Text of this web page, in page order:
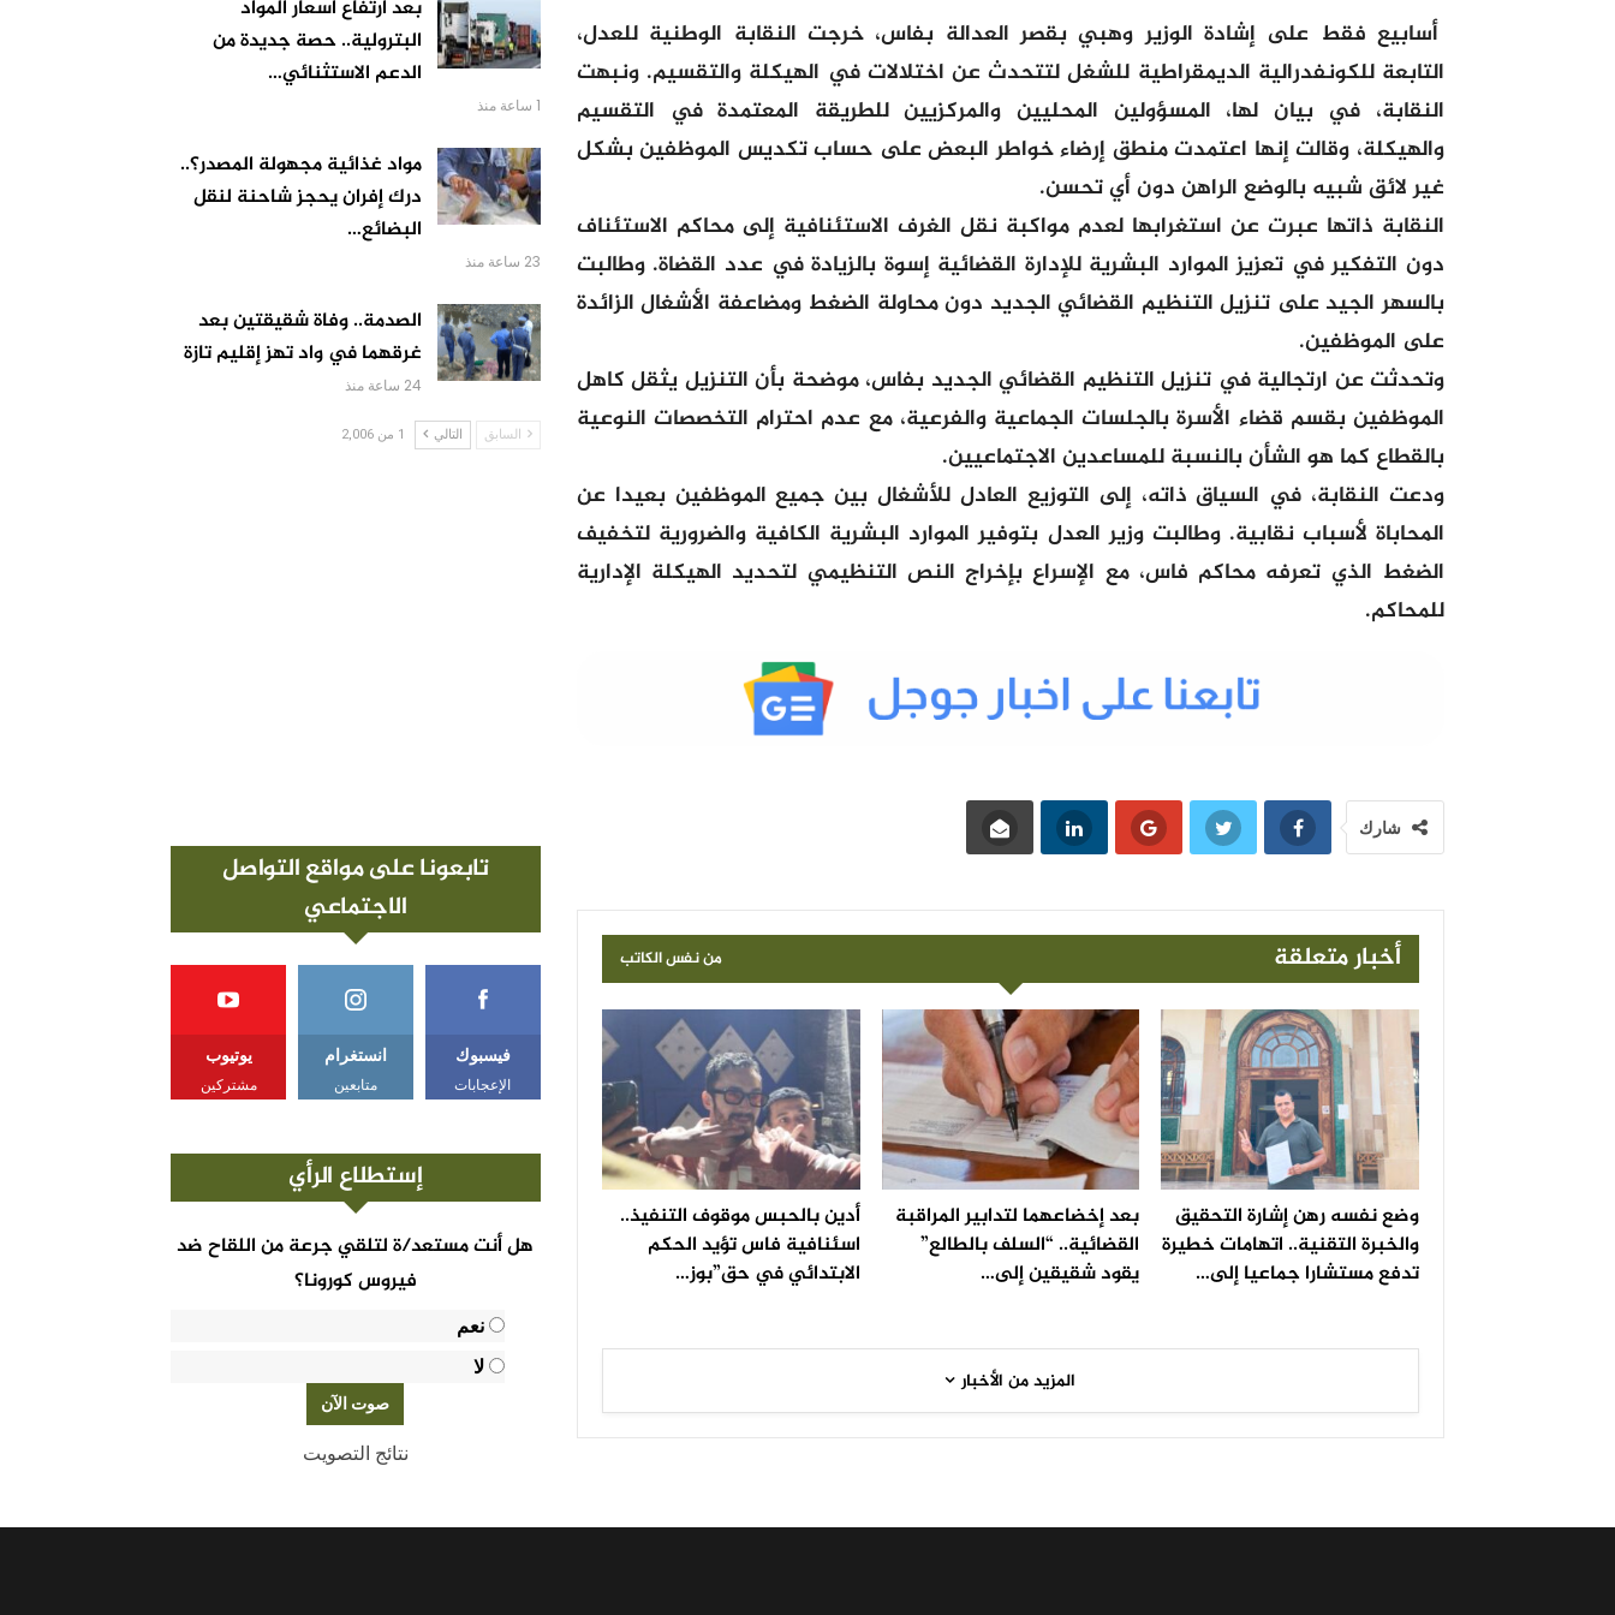
أسابيع فقط على إشادة الوزير وهبي بقصر العدالة بفاس، خرجت النقابة الوطنية للعدل،
التابعة للكونفدرالية الديمقراطية للشغل لتتحدث عن اختلالات في الهيكلة والتقسيم. ونبهت
النقابة، في بيان لها، المسؤولين المحليين والمركزيين للطريقة المعتمدة في التقسيم
والهيكلة، وقالت إنها اعتمدت منطق إرضاء خواطر البعض على حساب تكديس الموظفين بشكل
غير لائق شبيه بالوضع الراهن دون أي تحسن.
النقابة ذاتها عبرت عن استغرابها لعدم مواكبة نقل الغرف الاستئنافية إلى محاكم الاستئناف
دون التفكير في تعزيز الموارد البشرية للإدارة القضائية إسوة بالزيادة في عدد القضاة. وطالبت
بالسهر الجيد على تنزيل التنظيم القضائي الجديد دون محاولة الضغط ومضاعفة الأشغال الزائدة
على الموظفين.
وتحدثت عن ارتجالية في تنزيل التنظيم القضائي الجديد بفاس، موضحة بأن التنزيل يثقل كاهل
الموظفين بقسم قضاء الأسرة بالجلسات الجماعية والفرعية، مع عدم احترام التخصصات النوعية
بالقطاع كما هو الشأن بالنسبة للمساعدين الاجتماعيين.
ودعت النقابة، في السياق ذاته، إلى التوزيع العادل للأشغال بين جميع الموظفين بعيدا عن
المحاباة لأسباب نقابية. وطالبت وزير العدل بتوفير الموارد البشرية الكافية والضرورية لتخفيف
الضغط الذي تعرفه محاكم فاس، مع الإسراع بإخراج النص التنظيمي لتحديد الهيكلة الإدارية
للمحاكم.
شارك
أخبار متعلقة من نفس الكاتب
وضع نفسه رهن إشارة التحقيق
والخبرة التقنية.. اتهامات خطيرة
تدفع مستشارا جماعيا إلى…
بعد إخضاعهما لتدابير المراقبة
القضائية.. “السلف بالطالع”
يقود شقيقين إلى…
أدين بالحبس موقوف التنفيذ..
اسئنافية فاس تؤيد الحكم
الابتدائي في حق”بوز…
المزيد من الأخبار
بعد ارتفاع أسعار المواد
البترولية.. حصة جديدة من
الدعم الاستثنائي…
1 ساعة منذ
مواد غذائية مجهولة المصدر؟..
درك إفران يحجز شاحنة لنقل
البضائع…
23 ساعة منذ
الصدمة.. وفاة شقيقتين بعد
غرقهما في واد تهز إقليم تازة
24 ساعة منذ
السابق التالي 1 من 2,006
تابعونا على مواقع التواصل
الاجتماعي
فيسبوك
الإعجابات
انستغرام
متابعين
يوتيوب
مشتركين
إستطلاع الرأي
هل أنت مستعد/ة لتلقي جرعة من اللقاح ضد
فيروس كورونا؟
نعم
لا
نتائج التصويت